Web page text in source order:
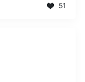
51